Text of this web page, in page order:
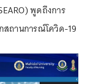
พูดถึงการ
ถานการณ์โควิด-19